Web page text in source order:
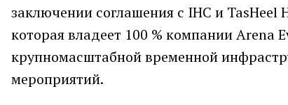
заключении соглашения с IHC и
которая владеет 100 % компании Arena
крупномасштабной временной
мероприятий.